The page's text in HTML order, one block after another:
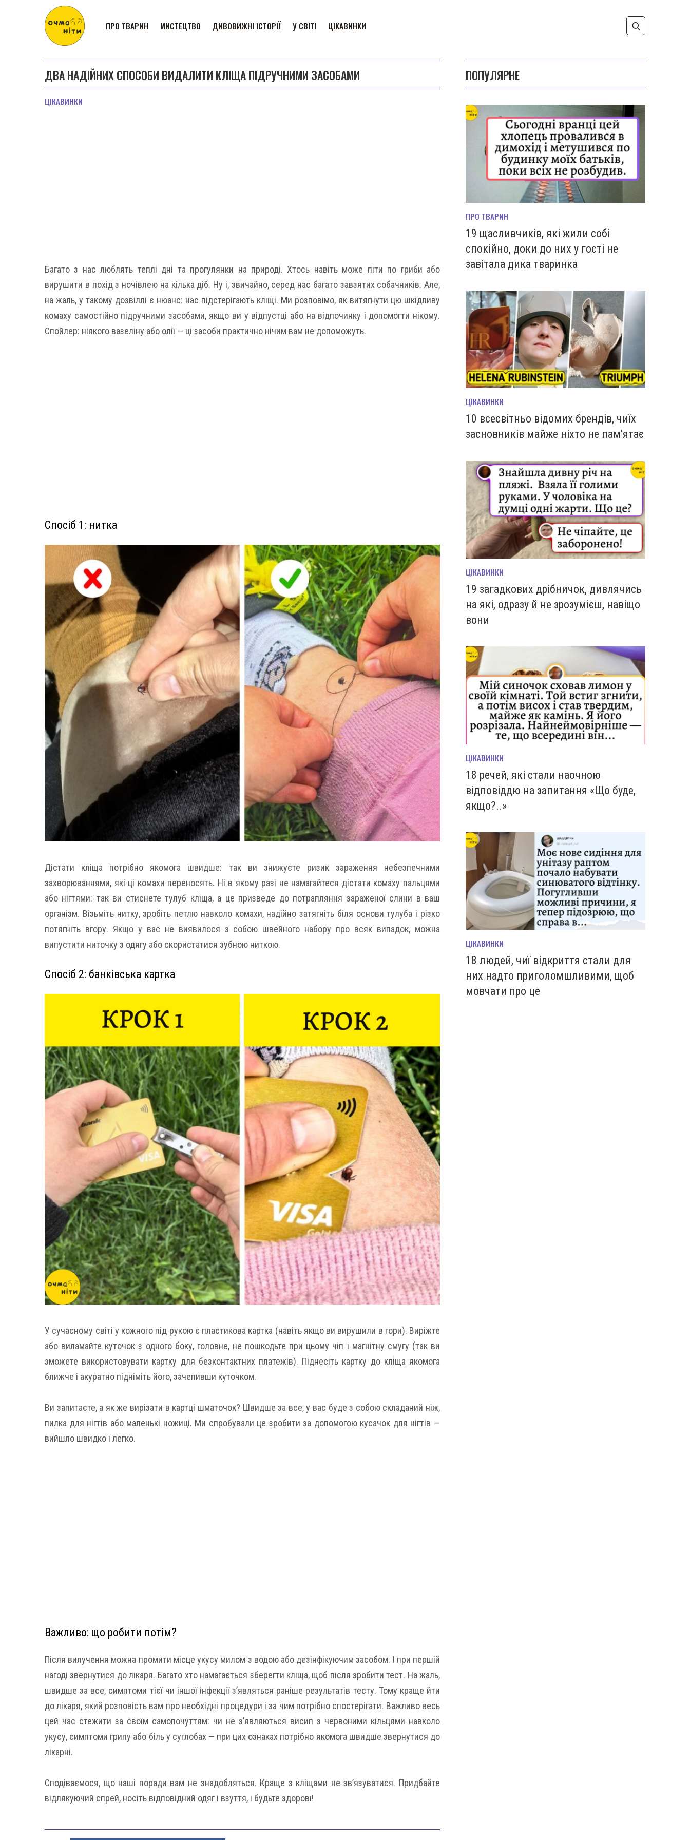
ПРО ТВАРИН МИСТЕЦТВО ДИВОВИЖНІ ІСТОРІЇ У СВІТІ ЦІКАВИНКИ
ДВА НАДІЙНИХ СПОСОБИ ВИДАЛИТИ КЛІЩА ПІДРУЧНИМИ ЗАСОБАМИ
ЦІКАВИНКИ
Багато з нас люблять теплі дні та прогулянки на природі. Хтось навіть може піти по гриби або
вирушити в похід з ночівлею на кілька діб. Ну і, звичайно, серед нас багато завзятих собачників. Але,
на жаль, у такому дозвіллі є нюанс: нас підстерігають кліщі. Ми розповімо, як витягнути цю шкідливу
комаху самостійно підручними засобами, якщо ви у відпустці або на відпочинку і допомогти нікому.
Спойлер: ніякого вазеліну або олії — ці засоби практично нічим вам не допоможуть.
Спосіб 1: нитка
Дістати кліща потрібно якомога швидше: так ви знижуєте ризик зараження небезпечними
захворюваннями, які ці комахи переносять. Ні в якому разі не намагайтеся дістати комаху пальцями
або нігтями: так ви стиснете тулуб кліща, а це призведе до потрапляння зараженої слини в ваш
організм. Візьміть нитку, зробіть петлю навколо комахи, надійно затягніть біля основи тулуба і різко
потягніть вгору. Якщо у вас не виявилося з собою швейного набору про всяк випадок, можна
випустити ниточку з одягу або скористатися зубною ниткою.
Спосіб 2: банківська картка
У сучасному світі у кожного під рукою є пластикова картка (навіть якщо ви вирушили в гори). Виріжте
або виламайте куточок з одного боку, головне, не пошкодьте при цьому чіп і магнітну смугу (так ви
зможете використовувати картку для безконтактних платежів). Піднесіть картку до кліща якомога
ближче і акуратно підніміть його, зачепивши куточком.
Ви запитаєте, а як же вирізати в картці шматочок? Швидше за все, у вас буде з собою складаний ніж,
пилка для нігтів або маленькі ножиці. Ми спробували це зробити за допомогою кусачок для нігтів —
вийшло швидко і легко.
Важливо: що робити потім?
Після вилучення можна промити місце укусу милом з водою або дезінфікуючим засобом. І при першій
нагоді звернутися до лікаря. Багато хто намагається зберегти кліща, щоб після зробити тест. На жаль,
швидше за все, симптоми тієї чи іншої інфекції з’являться раніше результатів тесту. Тому краще йти
до лікаря, який розповість вам про необхідні процедури і за чим потрібно спостерігати. Важливо весь
цей час стежити за своїм самопочуттям: чи не з’являються висип з червоними кільцями навколо
укусу, симптоми грипу або біль у суглобах — при цих ознаках потрібно якомога швидше звернутися до
лікарні.
Сподіваємося, що наші поради вам не знадобляться. Краще з кліщами не зв’язуватися. Придбайте
відлякуючий спрей, носіть відповідний одяг і взуття, і будьте здорові!
ПОПУЛЯРНЕ
ПРО ТВАРИН
19 щасливчиків, які жили собі
спокійно, доки до них у гості не
завітала дика тваринка
ЦІКАВИНКИ
10 всесвітньо відомих брендів, чиїх
засновників майже ніхто не пам’ятає
ЦІКАВИНКИ
19 загадкових дрібничок, дивлячись
на які, одразу й не зрозумієш, навіщо
вони
ЦІКАВИНКИ
18 речей, які стали наочною
відповіддю на запитання «Що буде,
якщо?..»
ЦІКАВИНКИ
18 людей, чиї відкриття стали для
них надто приголомшливими, щоб
мовчати про це